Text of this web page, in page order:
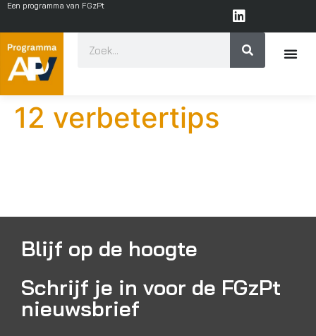
Een programma van FGzPt
12 verbetertips
Blijf op de hoogte
Schrijf je in voor de FGzPt
nieuwsbrief